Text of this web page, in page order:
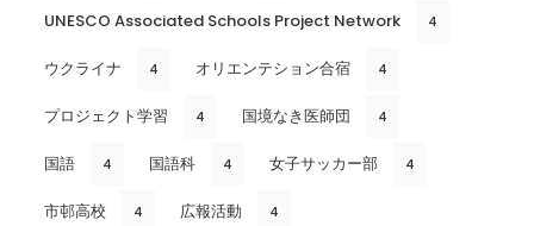
UNESCO Associated Schools Project Network 4
ウクライナ 4 オリエンテション合宿 4
プロジェクト学習 4 国境なき医師団 4
国語 4 国語科 4 女子サッカー部 4
市邨高校 4 広報活動 4